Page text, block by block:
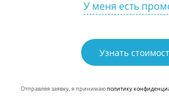
У меня есть
Узнать
Отправляя заявку, я принимаюполитику